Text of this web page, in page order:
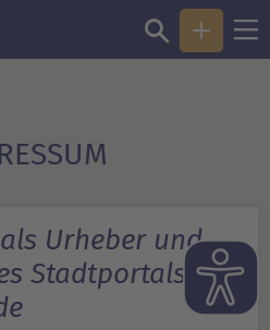
Urheber und
Stadtportals